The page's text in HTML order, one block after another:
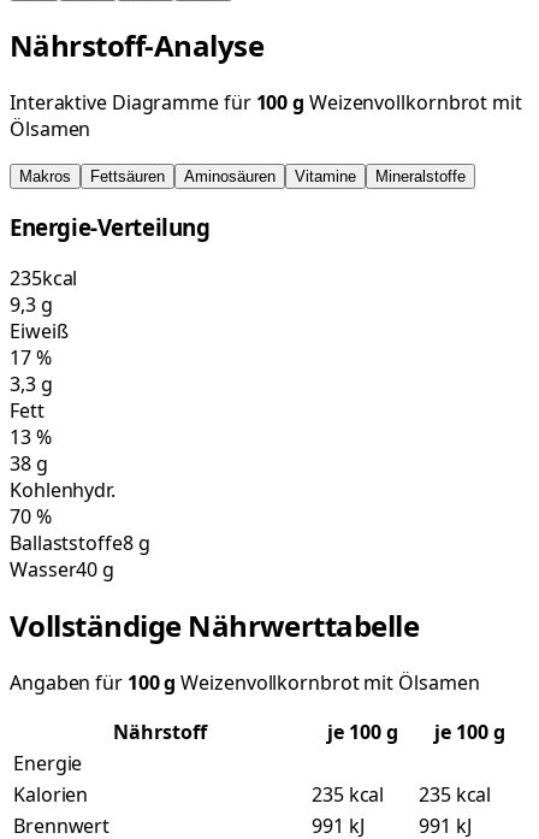
Nährstoff-Analyse
Interaktive Diagramme für 100g Weizenvollkornbrot mit
Ölsamen
Makros Fettsäuren Aminosäuren Vitamine Mineralstoffe
Energie-Verteilung
235kcal
9,3g
Eiweiß
17%
3,3g
Fett
13%
38g
Kohlenhydr.
70%
Ballaststoffe8 g
Wasser40 g
Vollständige Nährwerttabelle
Angaben für 100g Weizenvollkornbrot mit Ölsamen
Nährstoff
je 100g
je 100 g
Energie
Kalorien
235 kcal
235 kcal
Brennwert
991 kJ 991 kJ